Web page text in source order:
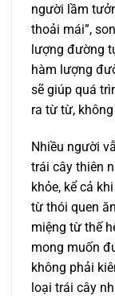
người lầm
thoải mái”,
lượng đường
hàm lượng
sẽ giúp quá
ra từ từ,
Nhiều người
trái cây thiên
khỏe, kể cả
từ thói quen
miệng từ thế
mong muốn
không phải
loại trái cây